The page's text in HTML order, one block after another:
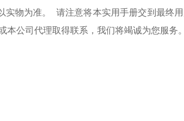
实物为准。 请注意将本实用手册交到最终
本公司代理取得联系，我们将竭诚为您服务。